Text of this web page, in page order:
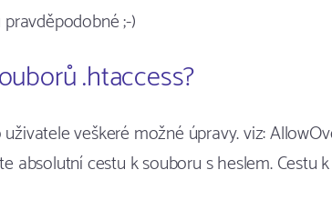
;-)
.htaccess?
veškeré možné úpravy. viz:
absolutní cestu k souboru s heslem. Cestu